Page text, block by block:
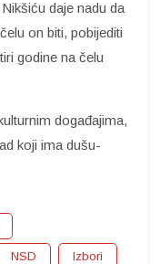
daje nadu da
on biti, pobijediti
godine na čelu
događajima,
koji ima dušu-
NSD Izbori